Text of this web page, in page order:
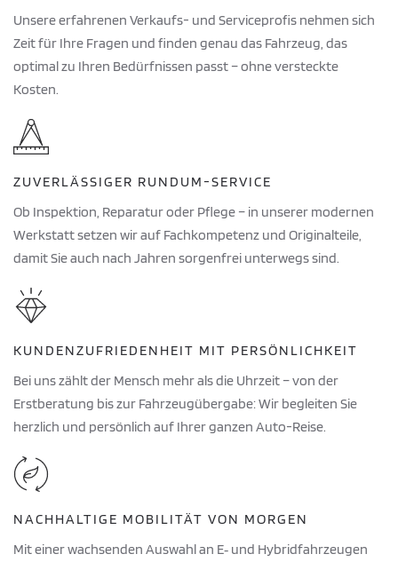
Unsere erfahrenen Verkaufs- und Serviceprofis nehmen sich
Zeit für Ihre Fragen und finden genau das Fahrzeug, das
optimal zu Ihren Bedürfnissen passt – ohne versteckte
Kosten.
ZUVERLÄSSIGER RUNDUM-SERVICE
Ob Inspektion, Reparatur oder Pflege – in unserer modernen
Werkstatt setzen wir auf Fachkompetenz und Originalteile,
damit Sie auch nach Jahren sorgenfrei unterwegs sind.
KUNDENZUFRIEDENHEIT MIT PERSÖNLICHKEIT
Bei uns zählt der Mensch mehr als die Uhrzeit – von der
Erstberatung bis zur Fahrzeugübergabe: Wir begleiten Sie
herzlich und persönlich auf Ihrer ganzen Auto-Reise.
NACHHALTIGE MOBILITÄT VON MORGEN
Mit einer wachsenden Auswahl an E‑ und Hybridfahrzeugen